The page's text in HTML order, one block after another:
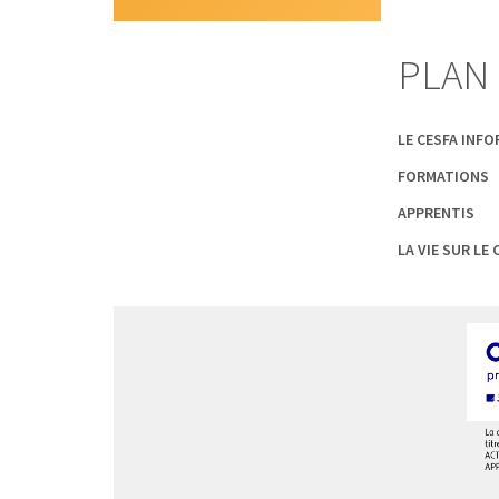
LE CESFA
FORMATIONS
APPRENTIS
LA VIE SUR LE